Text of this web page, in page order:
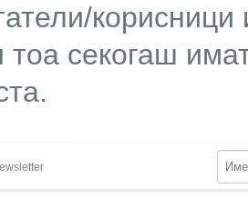
тоа секогаш